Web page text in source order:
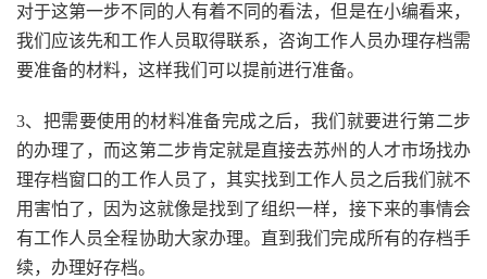
对于这第一步不同的人有着不同的看法，但是在小编看来，
我们应该先和工作人员取得联系，咨询工作人员办理存档需
要准备的材料，这样我们可以提前进行准备。
3、把需要使用的材料准备完成之后，我们就要进行第二步
的办理了，而这第二步肯定就是直接去苏州的人才市场找办
理存档窗口的工作人员了，其实找到工作人员之后我们就不
用害怕了，因为这就像是找到了组织一样，接下来的事情会
有工作人员全程协助大家办理。直到我们完成所有的存档手
续，办理好存档。